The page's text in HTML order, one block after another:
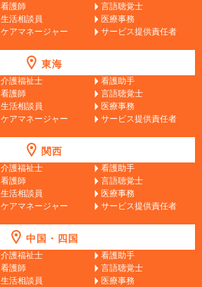
看護師
言語聴覚士
生活相談員
医療事務
ケアマネージャー サービス提供責任者
東海
介護福祉士
看護助手
看護師
言語聴覚士
生活相談員
医療事務
ケアマネージャー サービス提供責任者
関西
介護福祉士
看護助手
看護師
言語聴覚士
生活相談員
医療事務
ケアマネージャー サービス提供責任者
中国・四国
介護福祉士
看護助手
看護師
言語聴覚士
生活相談員
医療事務